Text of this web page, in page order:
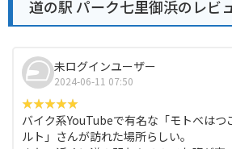
道の駅 パーク七里御浜のレビ
未ログインユーザー
2024-06-11 07:50
バイク系YouTubeで有名な「モトベはつ
ルト」さんが訪れた場所らしい。